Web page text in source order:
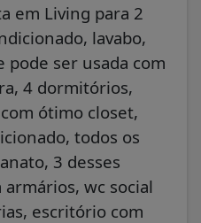
em Living para 2
lavabo,
pode ser usada com
4 dormitórios,
ótimo closet,
todos os
3 desses
wc social
escritório com